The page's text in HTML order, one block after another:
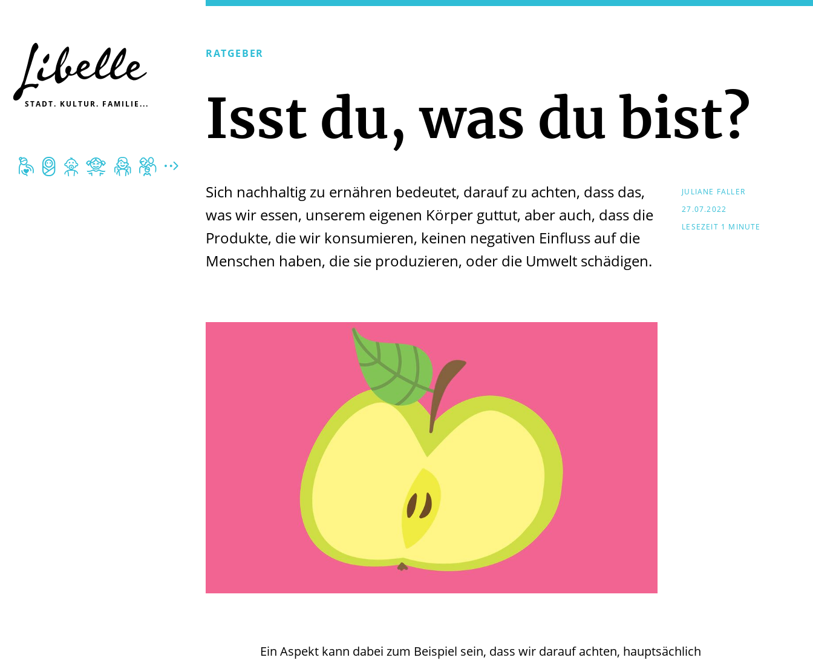

STADT. KULTUR. FAMILIE...
      
RATGEBER
Isst du, was du bist?
Sich nachhaltig zu ernähren bedeutet, darauf zu achten, dass das,
was wir essen, unserem eigenen Körper guttut, aber auch, dass die
Produkte, die wir konsumieren, keinen negativen Einfluss auf die
Menschen haben, die sie produzieren, oder die Umwelt schädigen.
JULIANE FALLER
27.07.2022
LESEZEIT 1 MINUTE
Ein Aspekt kann dabei zum Beispiel sein, dass wir darauf achten, hauptsächlich